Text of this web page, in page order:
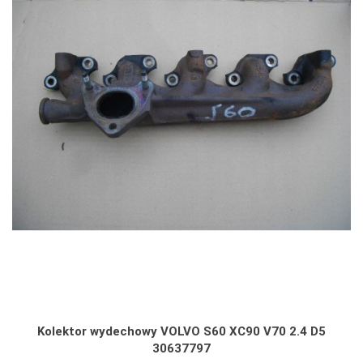
Kolektor wydechowy VOLVO S60 XC90 V70 2.4 D5
30637797